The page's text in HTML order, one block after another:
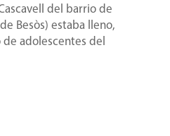
del barrio de
Besòs) estaba lleno,
adolescentes del